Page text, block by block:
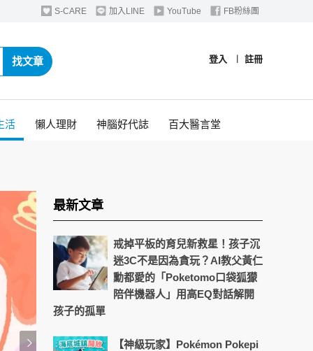
S-CARE 加入LINE YouTube FB粉絲團
登入 註冊
找文章
活 懶人理財 神腦好代誌 百大醫言堂
最新文章
戒掉平板的育兒新救星！孩子沉
迷3C不是因為貪玩？AI教父黃仁
勳都愛的「Poketomo口袋狐獴
陪伴機器人」用高EQ對話解開
孩子的孤單
【神級玩家】Pokémon Pokepi